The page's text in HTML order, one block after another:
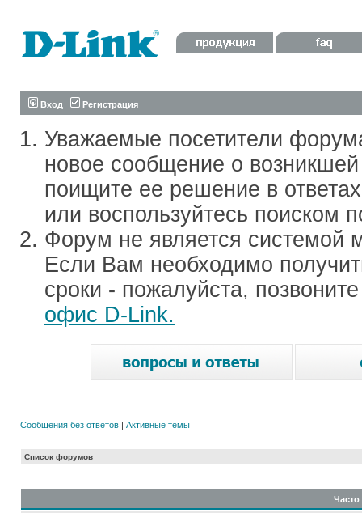
Вход Регистрация
Уважаемые посетители
новое сообщение о
поищите ее решение в
или воспользуйтесь поиском
Форум не является системой
Если Вам необходимо
сроки - пожалуйста,
офис D-Link.
Сообщения без ответов | Активные темы
Список форумов